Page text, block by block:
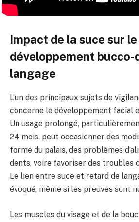
Impact de la suce sur le
développement
langage
L’un des principaux sujets de
concerne le développement facial
Un usage prolongé,
24 mois, peut occasionner des
forme du palais, des problèmes
dents, voire favoriser des troubles
Le lien entre suce et retard de
évoqué, même si les preuves sont
Les muscles du visage et de la